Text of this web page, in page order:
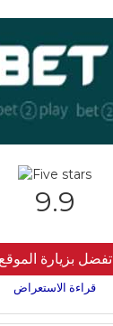
9.9
تفضل بزيارة الموقع
قراءة الاستعراض